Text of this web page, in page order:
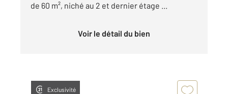
de 60 m², niché au 2 et dernier étage ...
Voir le détail du bien
Exclusivité